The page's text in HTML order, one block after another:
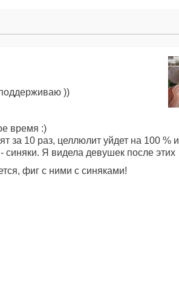
))
время :)
за 10 раз, целлюлит уйдет на 100 % и
синяки. Я видела девушек после этих
фиг с ними с синяками!